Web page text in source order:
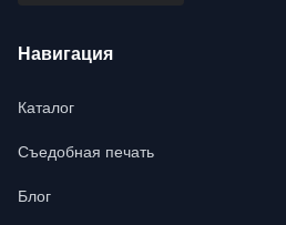
Навигация
Каталог
Съедобная печать
Блог